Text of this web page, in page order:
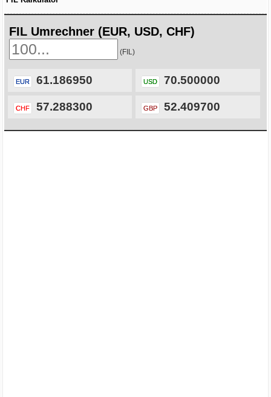
FIL Umrechner (EUR, USD, CHF)
(FIL)
EUR 61.186950 USD 70.500000
CHF 57.288300 GBP 52.409700